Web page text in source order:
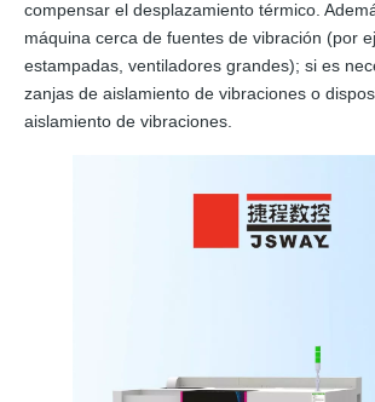
compensar el desplazamiento térmico.
máquina cerca de fuentes de vibración (por
estampadas, ventiladores grandes); si es
zanjas de aislamiento de vibraciones o
aislamiento de vibraciones.